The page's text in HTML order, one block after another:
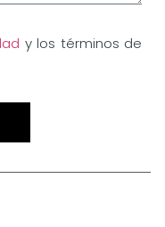
y los términos de